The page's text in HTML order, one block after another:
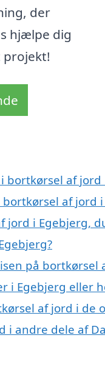
der
hjælpe dig
bortkørsel af
af jord i
jord i Egebjerg,
på bortkørsel
i Egebjerg eller
af jord i de
i andre dele af